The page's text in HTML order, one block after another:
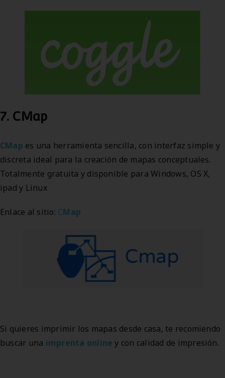
7. CMap
CMap es una herramienta sencilla, con interfaz simple y
discreta ideal para la creación de mapas conceptuales.
Totalmente gratuita y disponible para Windows, OS X,
ipad y Linux
Enlace al sitio: CMap
Si quieres imprimir los mapas desde casa, te recomiendo
buscar una imprenta online y con calidad de impresión.